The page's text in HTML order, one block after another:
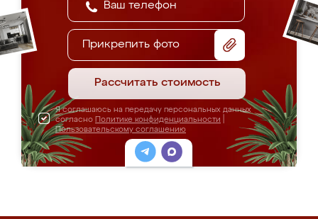
Прикрепить фото
Рассчитать стоимость
Я соглашаюсь на передачу персональных данных
согласно Политике конфиденциальности
Пользовательскому соглашению